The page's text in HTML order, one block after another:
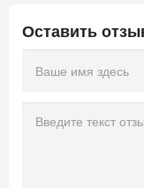
Оставить